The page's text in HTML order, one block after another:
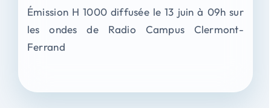
Émission H 1000 diffusée le 13 juin à 09h sur
les ondes de Radio Campus Clermont-
Ferrand